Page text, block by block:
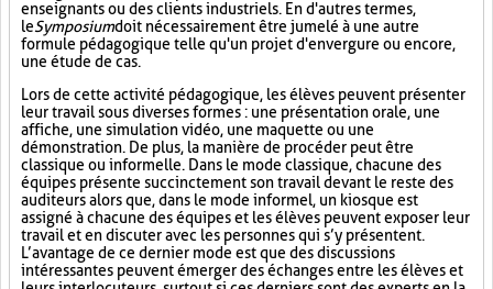
enseignants ou des clients industriels. En d'autres termes,
leSymposiumdoit nécessairement être jumelé à une autre
formule pédagogique telle qu'un projet d'envergure ou encore,
une étude de cas.
Lors de cette activité pédagogique, les élèves peuvent présenter
leur travail sous diverses formes : une présentation orale, une
affiche, une simulation vidéo, une maquette ou une
démonstration. De plus, la manière de procéder peut être
classique ou informelle. Dans le mode classique, chacune des
équipes présente succinctement son travail devant le reste des
auditeurs alors que, dans le mode informel, un kiosque est
assigné à chacune des équipes et les élèves peuvent exposer leur
travail et en discuter avec les personnes qui s’y présentent.
L’avantage de ce dernier mode est que des discussions
intéressantes peuvent émerger des échanges entre les élèves et